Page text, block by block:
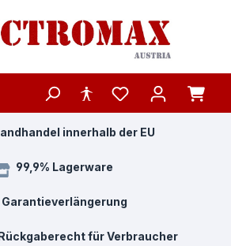
innerhalb der EU
99,9% Lagerware
Garantieverlängerung
für Verbraucher